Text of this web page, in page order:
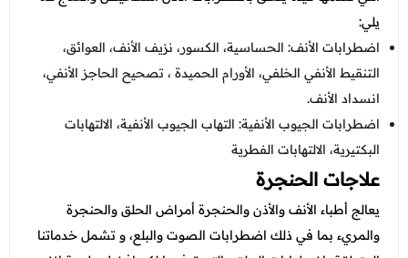
يلي:
اضطرابات الأنف: الحساسية، الكسور، نزيف الأنف، العوائق،
التنقيط الأنفي الخلفي، الأورام الحميدة ، تصحيح الحاجز الأنفي،
انسداد الأنف.
اضطرابات الجيوب الأنفية: التهاب الجيوب الأنفية، الالتهابات
البكتيرية، الالتهابات الفطرية
علاجات الحنجرة
يعالج أطباء الأنف والأذن والحنجرة أمراض الحلق والحنجرة
والمريء بما في ذلك اضطرابات الصوت والبلع، و تشمل خدماتنا